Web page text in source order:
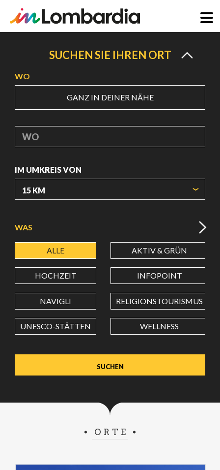
SUCHEN SIE IHREN ORT
WO
GANZ IN DEINER NÄHE
WO
IM UMKREIS VON
BREITENGRAD
LÄNGENGRAD
Wert in Dezimalgrad. Punkt (.) als Dezimalzeichen
WAS
ALLE AKTIV & GRÜN
HOCHZEIT INFOPOINT
NAVIGLI RELIGIONSTOURISMUS
UNESCO-STÄTTEN WELLNESS
ORTE